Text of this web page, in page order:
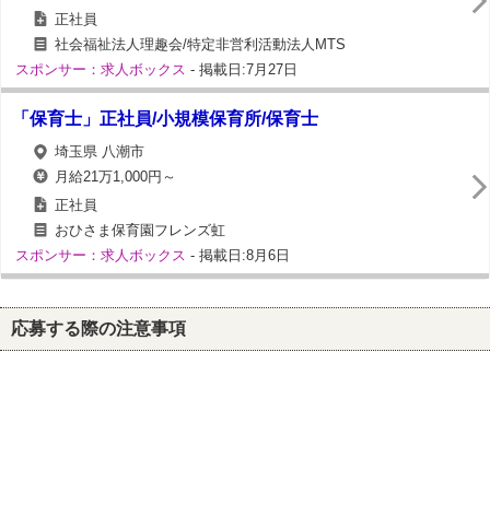
正社員
社会福祉法人理趣会/特定非営利活動法人MTS
スポンサー：求人ボックス - 掲載日:7月27日
「保育士」正社員/小規模保育所/保育士
埼玉県 八潮市
月給21万1,000円～
正社員
おひさま保育園フレンズ虹
スポンサー：求人ボックス - 掲載日:8月6日
応募する際の注意事項